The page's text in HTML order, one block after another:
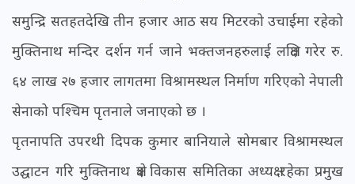
समुन्द्रि सतहतदेखि तीन हजार आठ सय मिटरको उचाईमा रहेको
मुक्तिनाथ मन्दिर दर्शन गर्न जाने भक्तजनहरुलाई लक्षित गरेर रु.
६४ लाख २७ हजार लागतमा विश्रामस्थल निर्माण गरिएको नेपाली
सेनाको पश्चिम पृतनाले जनाएको छ ।
पृतनापति उपरथी दिपक कुमार बानियाले सोमबार विश्रामस्थल
उद्घाटन गरि मुक्तिनाथ क्षेत्र विकास समितिका अध्यक्ष रहेका प्रमुख